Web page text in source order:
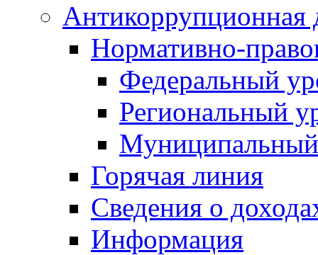
Антикоррупционная
Нормативно-
Федеральный
Региональный
Горячая линия
Сведения о
Информация